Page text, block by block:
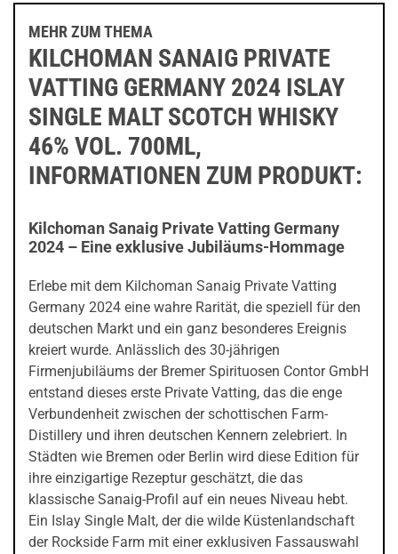
MEHR ZUM THEMA
KILCHOMAN SANAIG PRIVATE
VATTING GERMANY 2024 ISLAY
SINGLE MALT SCOTCH WHISKY
46% VOL. 700ML,
INFORMATIONEN ZUM PRODUKT:
Kilchoman Sanaig Private Vatting Germany
2024 – Eine exklusive Jubiläums-Hommage
Erlebe mit dem Kilchoman Sanaig Private Vatting
Germany 2024 eine wahre Rarität, die speziell für den
deutschen Markt und ein ganz besonderes Ereignis
kreiert wurde. Anlässlich des 30-jährigen
Firmenjubiläums der Bremer Spirituosen Contor GmbH
entstand dieses erste Private Vatting, das die enge
Verbundenheit zwischen der schottischen Farm-
Distillery und ihren deutschen Kennern zelebriert. In
Städten wie Bremen oder Berlin wird diese Edition für
ihre einzigartige Rezeptur geschätzt, die das
klassische Sanaig-Profil auf ein neues Niveau hebt.
Ein Islay Single Malt, der die wilde Küstenlandschaft
der Rockside Farm mit einer exklusiven Fassauswahl